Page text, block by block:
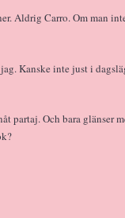
Aldrig Carro. Om man
Kanske inte just i
partaj. Och bara glänser